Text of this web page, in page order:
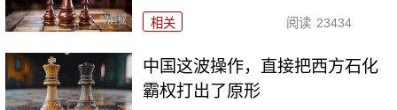
相关 阅读 23434
中国这波操作，直接把西方石化
霸权打出了原形